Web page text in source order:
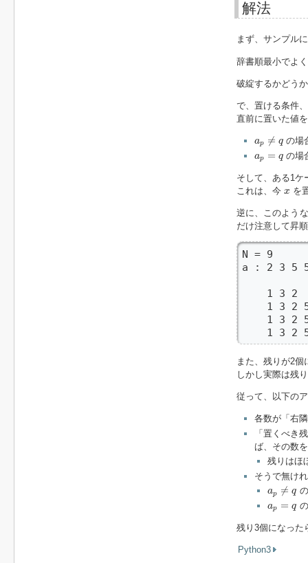
解法
まず、サンプル
辞書順最小でよ
破綻するかどう
で、置ける条件
直前に置いた値
ap ≠ q
q の場
ap = q
a =q の場
そして、ある1
これは、今 x
x を
逆に、このよう
だけ注意して昇
N = 9
a : 2 3 5
1 3 2
1 3 2 5
1 3 2 5
1 3 2
また、残りが2
しかし実際は残
従って、以下の
各数が「右
「置くべき
ば、その数
残りはほ
そうで無け
ap ≠ q
a q
ap = q
a =q
残り3個になった
Python3